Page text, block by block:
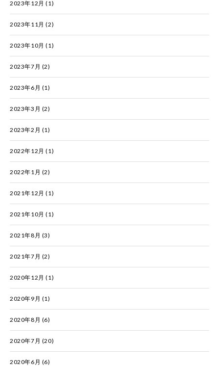
2023年12月 (1)
2023年11月 (2)
2023年10月 (1)
2023年7月 (2)
2023年6月 (1)
2023年3月 (2)
2023年2月 (1)
2022年12月 (1)
2022年1月 (2)
2021年12月 (1)
2021年10月 (1)
2021年8月 (3)
2021年7月 (2)
2020年12月 (1)
2020年9月 (1)
2020年8月 (6)
2020年7月 (20)
2020年6月 (6)